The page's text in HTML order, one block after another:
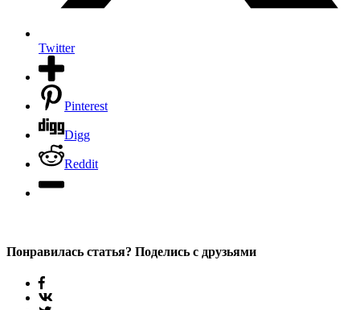
Twitter
Pinterest
Digg
Reddit
Понравилась статья? Поделись с друзьями